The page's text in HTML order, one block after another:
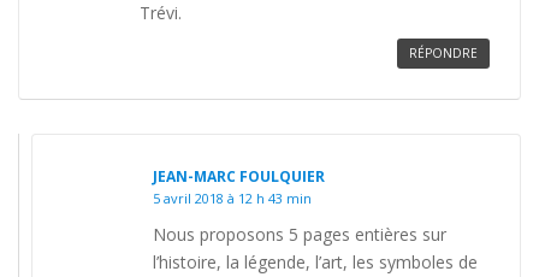
Trévi.
RÉPONDRE
JEAN-MARC FOULQUIER
5 avril 2018 à 12 h 43 min
Nous proposons 5 pages entières sur
l’histoire, la légende, l’art, les symboles de